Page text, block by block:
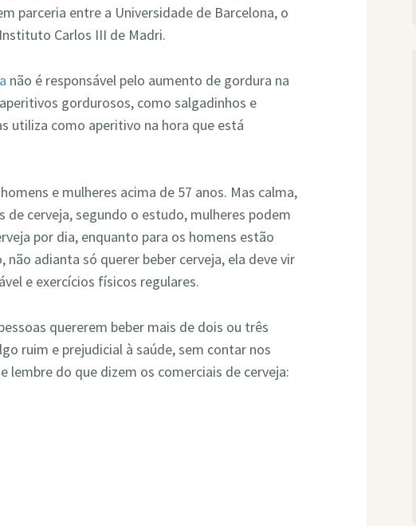
parceria entre a Universidade de Barcelona, o
Carlos III de Madri.
não é responsável pelo aumento de gordura na
gordurosos, como salgadinhos e
utiliza como aperitivo na hora que está
e mulheres acima de 57 anos. Mas calma,
de cerveja, segundo o estudo, mulheres podem
por dia, enquanto para os homens estão
adianta só querer beber cerveja, ela deve vir
e exercícios físicos regulares.
quererem beber mais de dois ou três
ruim e prejudicial à saúde, sem contar nos
lembre do que dizem os comerciais de cerveja: